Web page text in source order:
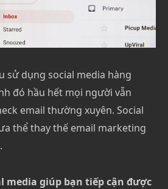
sử dụng social media hàng
đó hầu hết mọi người vẫn
email thường xuyên. Social
thể thay thế email marketing
media giúp bạn tiếp cận được